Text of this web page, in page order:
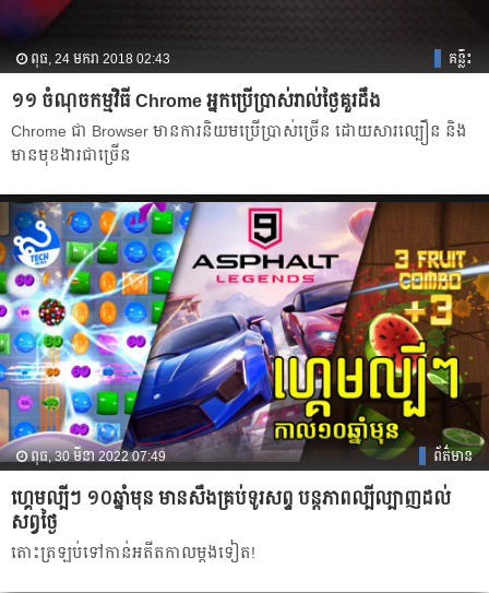
ពុធ, 24 មករា 2018 02:43 គន្លឹះ
១១ ចំណុច​កម្មវិធី Chrome អ្នកប្រើប្រាស់​រាល់ថ្ងៃ​គួរ​ដឹង
Chrome ជា Browser មានការនិយមប្រើប្រាស់ច្រើន ដោយសារល្បឿន និង
មានមុខងារជាច្រើន
ពុធ, 30 មីនា 2022 07:49 ព័ត៌មាន
ហ្គេមល្បីៗ ១០ឆ្នាំមុន មានសឹងគ្រប់ទូរសព្ទ បន្តភាពល្បីល្បាញដល់
សព្វថ្ងៃ
តោះត្រឡប់ទៅកាន់អតីតកាលម្តងទៀត!